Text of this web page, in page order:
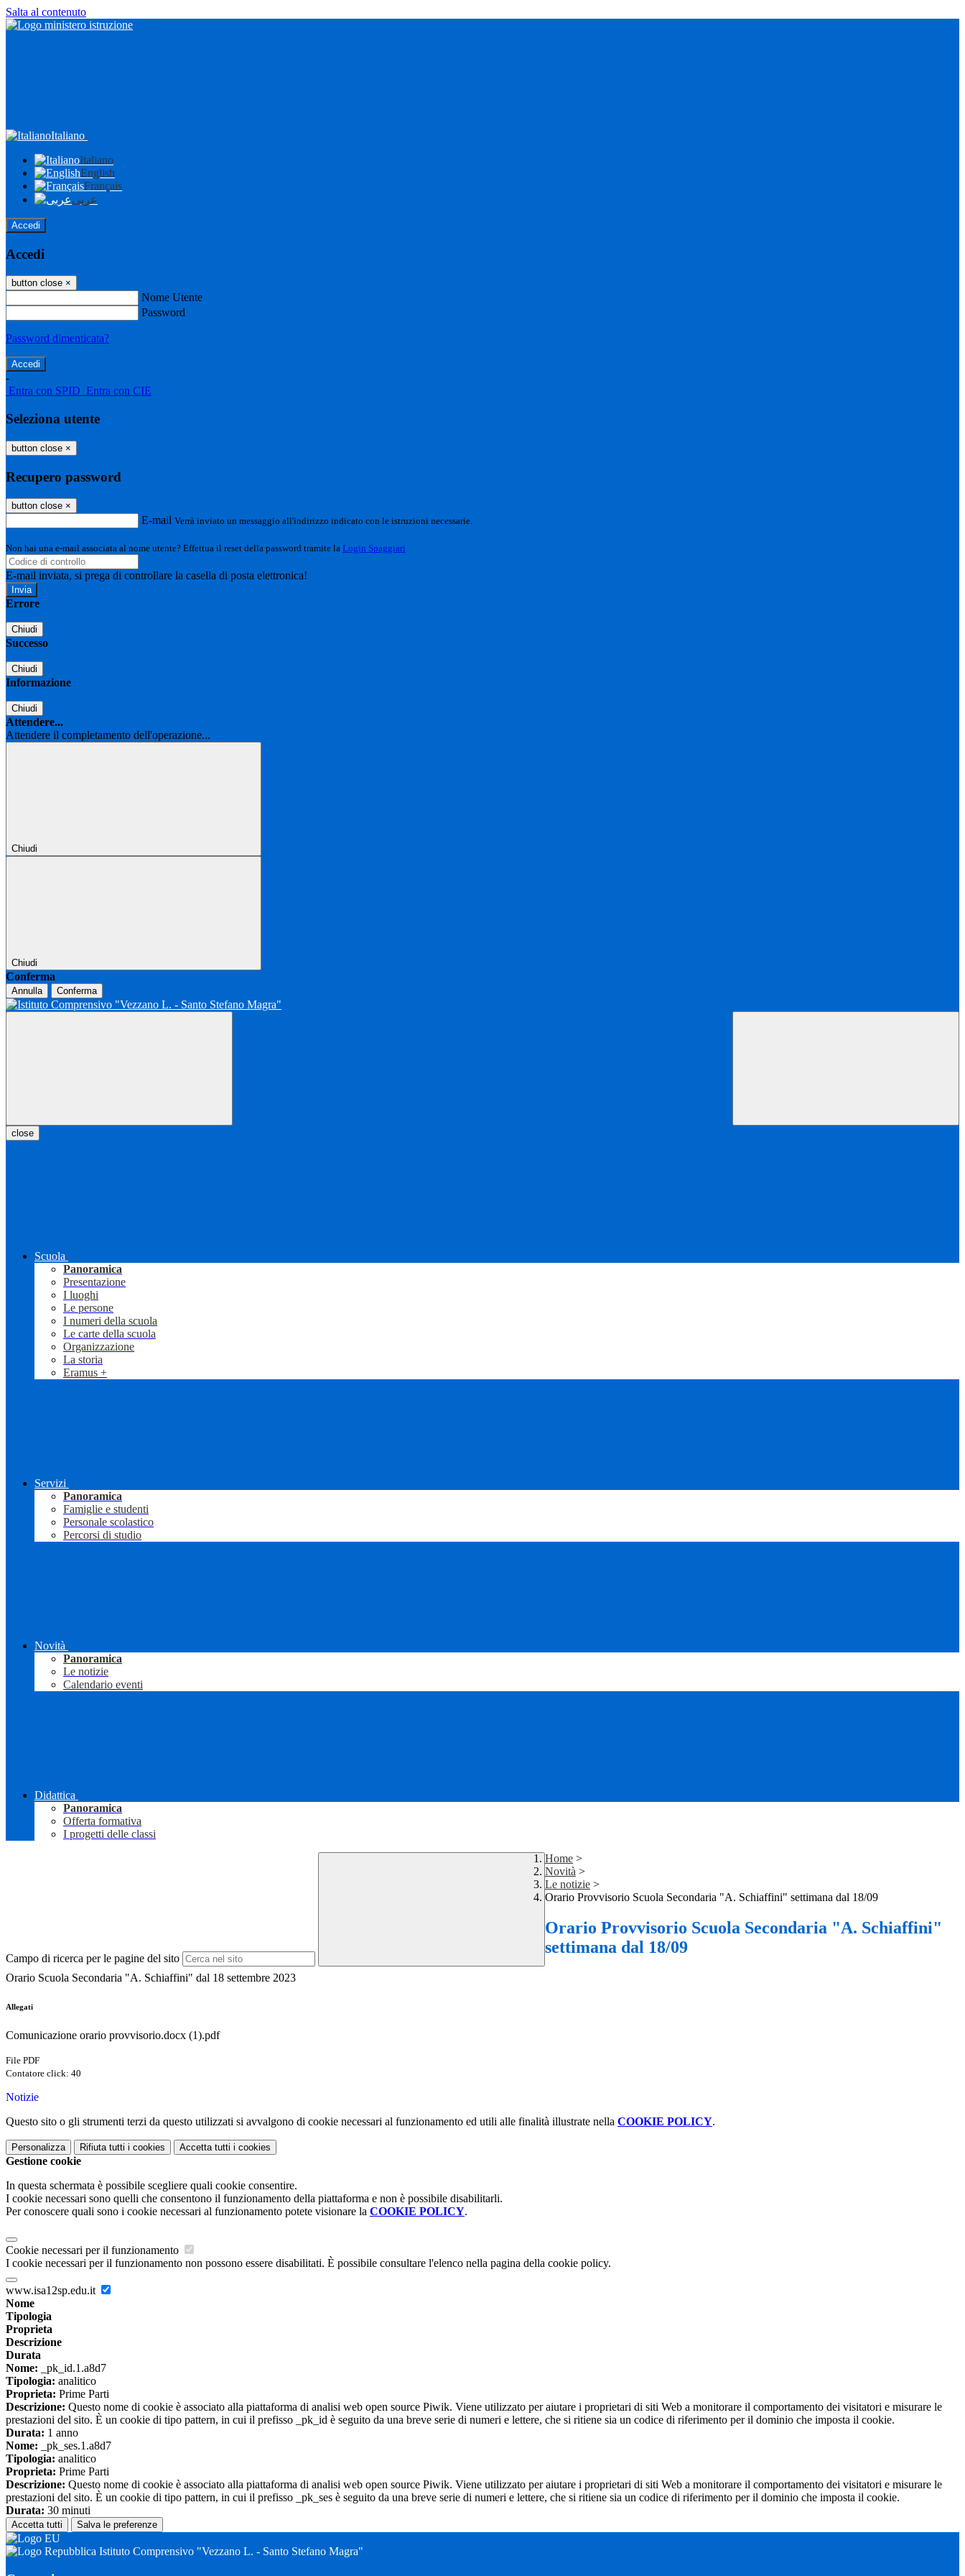
Salta al contenuto
Italiano
Italiano
English
Français
عربى
Accedi
Accedi
button close ×
Nome Utente
Password
Password dimenticata?
-
Entra con SPID Entra con CIE
Seleziona utente
button close ×
Recupero password
button close ×
E-mail Verrà inviato un messaggio all'indirizzo indicato con le istruzioni necessarie.
Non hai una e-mail associata al nome utente? Effettua il reset della password tramite la Login Spaggiari
E-mail inviata, si prega di controllare la casella di posta elettronica!
Errore
Chiudi
Successo
Chiudi
Informazione
Chiudi
Attendere...
Attendere il completamento dell'operazione...
Chiudi
Chiudi
Conferma
Annulla Conferma
close
Scuola
Panoramica
Presentazione
I luoghi
Le persone
I numeri della scuola
Le carte della scuola
Organizzazione
La storia
Eramus +
Servizi
Panoramica
Famiglie e studenti
Personale scolastico
Percorsi di studio
Novità
Panoramica
Le notizie
Calendario eventi
Didattica
Panoramica
Offerta formativa
I progetti delle classi
Campo di ricerca per le pagine del sito
Home >
Novità >
Le notizie >
Orario Provvisorio Scuola Secondaria "A. Schiaffini" settimana dal 18/09
Orario Provvisorio Scuola Secondaria "A. Schiaffini"
settimana dal 18/09
Orario Scuola Secondaria "A. Schiaffini" dal 18 settembre 2023
Allegati
Comunicazione orario provvisorio.docx (1).pdf
File PDF
Contatore click: 40
Notizie
Questo sito o gli strumenti terzi da questo utilizzati si avvalgono di cookie necessari al funzionamento ed utili alle finalità illustrate nella COOKIE POLICY.
Personalizza Rifiuta tutti i cookies Accetta tutti i cookies
Gestione cookie
In questa schermata è possibile scegliere quali cookie consentire.
I cookie necessari sono quelli che consentono il funzionamento della piattaforma e non è possibile disabilitarli.
Per conoscere quali sono i cookie necessari al funzionamento potete visionare la COOKIE POLICY.
Cookie necessari per il funzionamento
I cookie necessari per il funzionamento non possono essere disabilitati. È possibile consultare l'elenco nella pagina della cookie policy.
www.isa12sp.edu.it
Nome
Tipologia
Proprieta
Descrizione
Durata
Nome: _pk_id.1.a8d7
Tipologia: analitico
Proprieta: Prime Parti
Descrizione: Questo nome di cookie è associato alla piattaforma di analisi web open source Piwik. Viene utilizzato per aiutare i proprietari di siti Web a monitorare il comportamento dei visitatori e misurare le
prestazioni del sito. È un cookie di tipo pattern, in cui il prefisso _pk_id è seguito da una breve serie di numeri e lettere, che si ritiene sia un codice di riferimento per il dominio che imposta il cookie.
Durata: 1 anno
Nome: _pk_ses.1.a8d7
Tipologia: analitico
Proprieta: Prime Parti
Descrizione: Questo nome di cookie è associato alla piattaforma di analisi web open source Piwik. Viene utilizzato per aiutare i proprietari di siti Web a monitorare il comportamento dei visitatori e misurare le
prestazioni del sito. È un cookie di tipo pattern, in cui il prefisso _pk_ses è seguito da una breve serie di numeri e lettere, che si ritiene sia un codice di riferimento per il dominio che imposta il cookie.
Durata: 30 minuti
Accetta tutti Salva le preferenze
Istituto Comprensivo "Vezzano L. - Santo Stefano Magra"